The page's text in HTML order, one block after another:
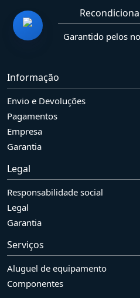
Garantido pelos
Informação
Envio e Devoluções
Pagamentos
Empresa
Garantia
Legal
Responsabilidade social
Legal
Garantia
Serviços
Aluguel de equipamento
Componentes